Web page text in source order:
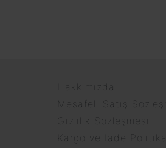
Hakkımızda
Mesafeli Satış
Gizlilik Sözleşmesi
Kargo ve İade